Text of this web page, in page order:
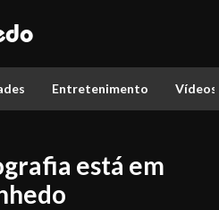
Entretenimento Vídeos
está em